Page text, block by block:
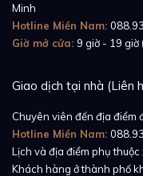
Góp phần giúp cho
thiết kế dây đeo
dây da cá sấu thì
Minh
Hotline Miền Nam:
Giờ mở cửa: 9 giờ - 19 giờ
Giao dịch tại nhà (Liên
Chuyên viên đến địa điểm
Hotline Miền Nam:
Lịch và địa điểm phụ thuộc
Khách hàng ở thành phố